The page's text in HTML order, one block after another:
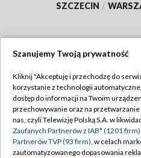
SZCZECIN /
Abonament TVP
Emisja w TVP
Centrum informacji TVP
Polityka
Moje
Szanujemy Twoją prywatność
Kliknij "Akceptuję i przechodzę do
korzystanie z technologii
dostęp do informacji na Twoim
przechowywanie oraz na
nas, czyli Telewizję Polską S.A. w
Zaufanych Partnerów z IAB* (1201 firm)
Partnerów TVP (93 firm), w celach
zautomatyzowanego dopasowania